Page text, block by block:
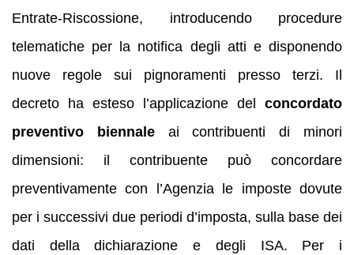
Entrate‑Riscossione, introducendo procedure
telematiche per la notifica degli atti e disponendo
nuove regole sui pignoramenti presso terzi. Il
decreto ha esteso l’applicazione del concordato
preventivo biennaleai contribuenti di minori
dimensioni: il contribuente può concordare
preventivamente con l’Agenzia le imposte dovute
per i successivi due periodi d’imposta, sulla base dei
dati della dichiarazione e degli ISA. Per i